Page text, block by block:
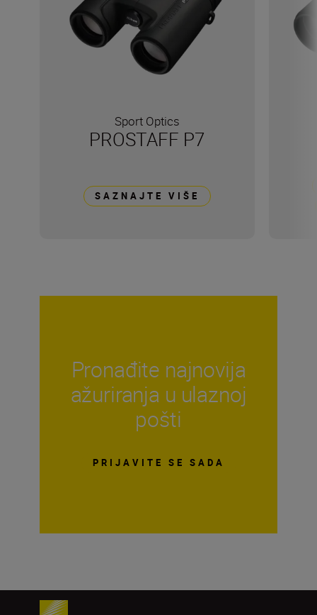
Sport Optics
PROSTAFF P7
SAZNAJTE VIŠE
Pronađite najnovija
ažuriranja u ulaznoj
pošti
PRIJAVITE SE SADA